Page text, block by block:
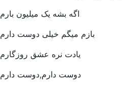
اگه بشه یک میلیون بارم
بازم میگم خیلی دوست دارم
یادت نره عشق روزگارم
دوست دارم,دوست دارم